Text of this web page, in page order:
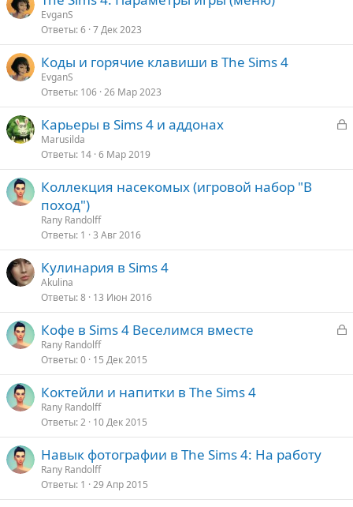
EvganS
Ответы 6 7 Дек 2023
Коды и горячие клавиши в The Sims 4
EvganS
Ответы 106 26 Мар 2023
З
р
Карьеры в Sims 4 и аддонах
Marusilda
Ответы 14 6 Мар 2019
Коллекция насекомых (игровой набор "В
поход")
Rany Randolff
Ответы 1 3 Авг 2016
Кулинария в Sims 4
Akulina
Ответы 8 13 Июн 2016
З
р
Кофе в Sims 4 Веселимся вместе
Rany Randolff
Ответы 0 15 Дек 2015
Коктейли и напитки в The Sims 4
Rany Randolff
Ответы 2 10 Дек 2015
Навык фотографии в The Sims 4: На работу
Rany Randolff
Ответы 1 29 Апр 2015